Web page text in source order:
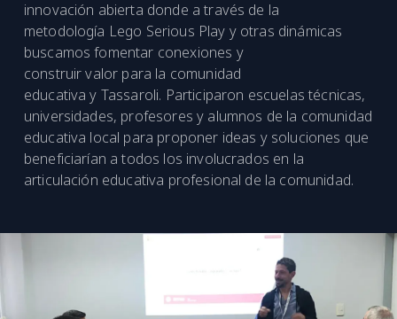
innovación abierta donde a través de la
metodología Lego Serious Play y otras dinámicas
buscamos fomentar conexiones y
construir valor para la comunidad
educativa y Tassaroli. Participaron escuelas técnicas,
universidades, profesores y alumnos de la comunidad
educativa local para proponer ideas y soluciones que
beneficiarían a todos los involucrados en la
articulación educativa profesional de la comunidad.